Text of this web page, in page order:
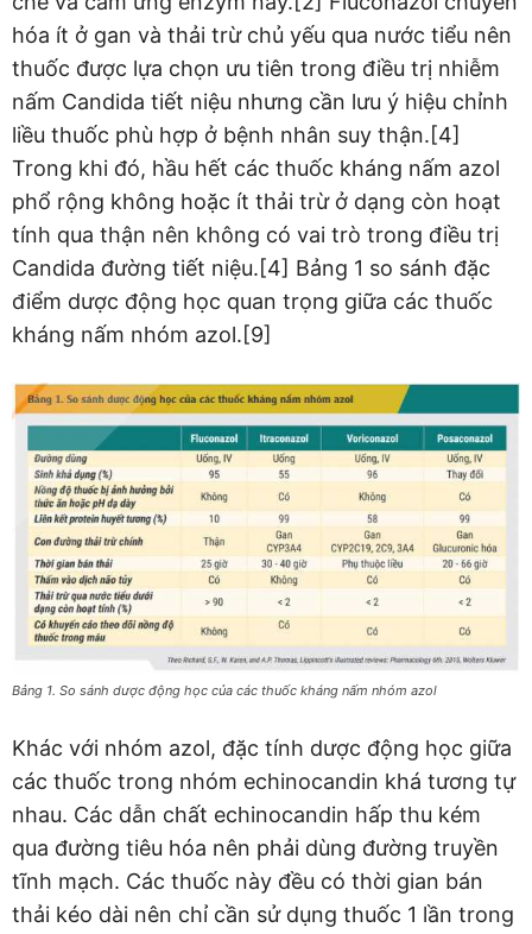
hóa ít ở gan và thải trừ chủ yếu qua nước tiểu nên
thuốc được lựa chọn ưu tiên trong điều trị nhiễm
nấm Candida tiết niệu nhưng cần lưu ý hiệu chỉnh
liều thuốc phù hợp ở bệnh nhân suy thận.[4]
Trong khi đó, hầu hết các thuốc kháng nấm azol
phổ rộng không hoặc ít thải trừ ở dạng còn hoạt
tính qua thận nên không có vai trò trong điều trị
Candida đường tiết niệu.[4] Bảng 1 so sánh đặc
điểm dược động học quan trọng giữa các thuốc
kháng nấm nhóm azol.[9]
Bảng 1. So sánh dược động học của các thuốc kháng nấm nhóm azol
Khác với nhóm azol, đặc tính dược động học giữa
các thuốc trong nhóm echinocandin khá tương tự
nhau. Các dẫn chất echinocandin hấp thu kém
qua đường tiêu hóa nên phải dùng đường truyền
tĩnh mạch. Các thuốc này đều có thời gian bán
thải kéo dài nên chỉ cần sử dụng thuốc 1 lần trong